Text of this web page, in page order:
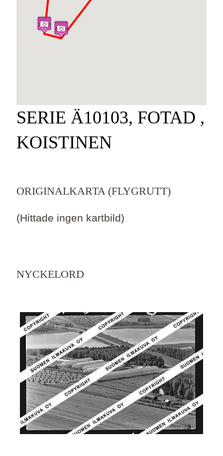
SERIE Ä10103, FOTAD ,
KOISTINEN
ORIGINALKARTA (FLYGRUTT)
(Hittade ingen kartbild)
NYCKELORD